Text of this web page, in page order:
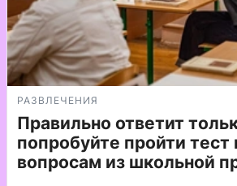
РАЗВЛЕЧЕНИЯ
Правильно ответит
попробуйте пройти тест
вопросам из школьной